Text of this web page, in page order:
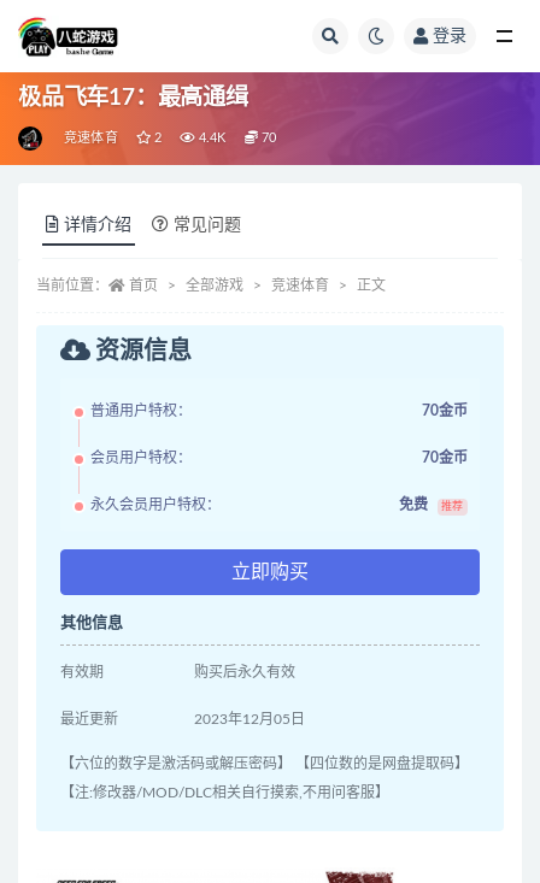
登录
极品飞车17：最高通缉
竞速体育 2 4.4K 70
详情介绍 常见问题
当前位置： 首页 全部游戏 竞速体育 正文
资源信息
普通用户特权： 70金币
会员用户特权： 70金币
永久会员用户特权： 免费 推荐
立即购买
其他信息
有效期 购买后永久有效
最近更新 2023年12月05日
【六位的数字是激活码或解压密码】 【四位数的是网盘提取码】
【注:修改器/MOD/DLC相关自行摸索,不用问客服】